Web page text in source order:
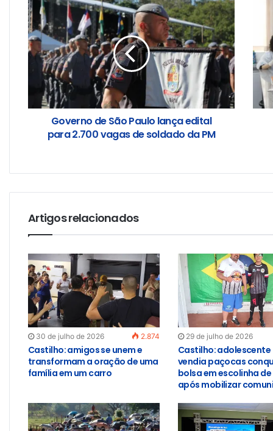
Governo de São Paulo lança edital
para 2.700 vagas de soldado da PM
Artigos relacionados
30 de julho de 2026 2.874
Castilho: amigos se unem e
transformam a oração de uma
família em um carro
29 de julho de 2026
Castilho: adolescente
vendia paçocas
bolsa em escolinha
após mobilizar